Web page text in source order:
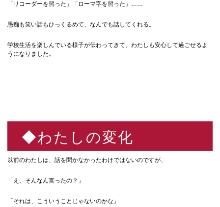
「リコーダーを習った」「ローマ字を習った」……
愚痴も笑い話もひっくるめて、なんでも話してくれる。
学校生活を楽しんでいる様子が伝わってきて、わたしも安心して過ごせるよ
うになりました。
◆わたしの変化
以前のわたしは、話を聞かなかったわけではないのですが、
「え、そんなん言ったの？」
「それは、こういうことじゃないのかな」